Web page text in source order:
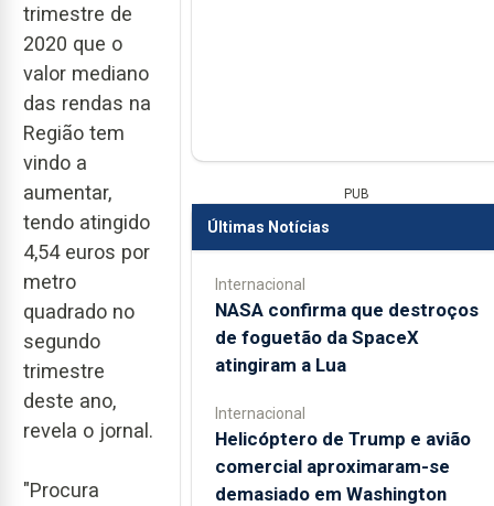
trimestre de
2020 que o
valor mediano
das rendas na
Região tem
vindo a
aumentar,
tendo atingido
4,54 euros por
metro
quadrado no
segundo
trimestre
deste ano,
revela o jornal.
"Procura
PUB
Últimas Notícias
Internacional
NASA confirma que destroços
de foguetão da SpaceX
atingiram a Lua
Internacional
Helicóptero de Trump e avião
comercial aproximaram-se
demasiado em Washington